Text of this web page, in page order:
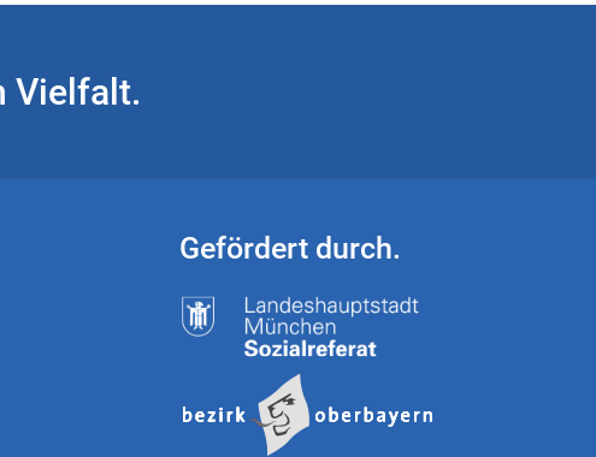
Vielfalt.
Gefördert durch.